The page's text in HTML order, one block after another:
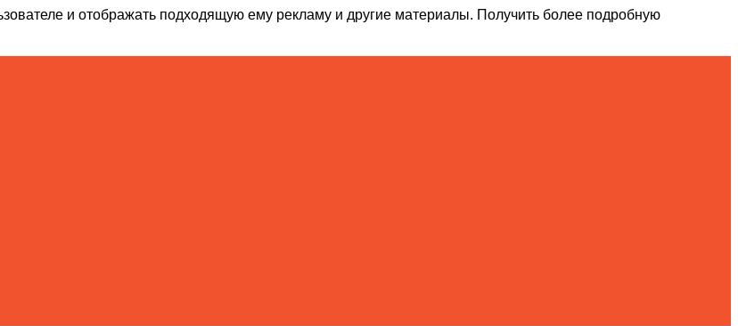
и отображать подходящую ему рекламу и другие материалы. Получить более подробную